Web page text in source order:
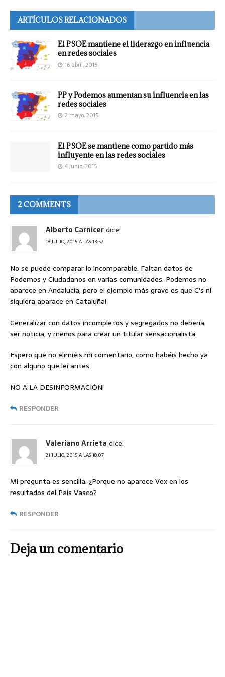
ARTÍCULOS RELACIONADOS
El PSOE mantiene el liderazgo en influencia
en redes sociales
16 abril, 2015
PP y Podemos aumentan su influencia en las
redes sociales
2 mayo, 2015
El PSOE se mantiene como partido más
influyente en las redes sociales
4 junio, 2015
2 COMMENTS
Alberto Carnicerdice:
18 JULIO, 2015 A LAS 13:57
No se puede comparar lo incomparable. Faltan datos de
Podemos y Ciudadanos en varias comunidades. Podemos no
aparece en Andalucía, pero el ejemplo más grave es que C's ni
siquiera aparace en Cataluña!
Generalizar con datos incompletos y segregados no debería
ser noticia, y menos para crear un titular sensacionalista.
Espero que no elimiéis mi comentario, como habéis hecho ya
con alguno que leí antes.
NO A LA DESINFORMACIÓN!
RESPONDER
Valeriano Arrieta dice:
21 JULIO, 2015 A LAS 18:07
Mi pregunta es sencilla: ¿Porque no aparece Vox en los
resultados del País Vasco?
RESPONDER
Deja un comentario